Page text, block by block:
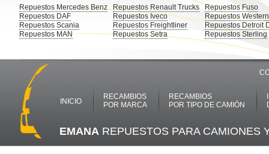
Repuestos Mercedes Benz
Repuestos DAF
Repuestos Scania
Repuestos MAN
Repuestos Renault Trucks
Repuestos Iveco
Repuestos Freightliner
Repuestos Setra
Repuestos Fuso
Repuestos
Repuestos Detroit
Repuestos Sterling
INICIO
RECAMBIOS
POR MARCA
RECAMBIOS
POR TIPO DE CAMIÓN
EMANA REPUESTOS PARA CAMIONES